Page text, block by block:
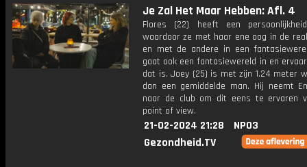
Je Zal Het Maar Hebben: Afl. 4
Flores (22) heeft een
waardoor ze met haar ene oog in de
en met de andere in een
gaat ook een fantasiewereld in en
dat is. Joey (25) is met zijn 1.24 meter
dan een gemiddelde man. Hij neemt
naar de club om dit eens te ervaren
point of view.
21-02-2024 21:28
NPO3
Gezondheid.TV